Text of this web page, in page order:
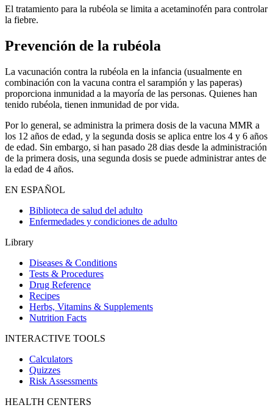
El tratamiento para la rubéola se limita a acetaminofén para controlar
la fiebre.
Prevención de la rubéola
La vacunación contra la rubéola en la infancia (usualmente en
combinación con la vacuna contra el sarampión y las paperas)
proporciona inmunidad a la mayoría de las personas. Quienes han
tenido rubéola, tienen inmunidad de por vida.
Por lo general, se administra la primera dosis de la vacuna MMR a
los 12 años de edad, y la segunda dosis se aplica entre los 4 y 6 años
de edad. Sin embargo, si han pasado 28 dias desde la administración
de la primera dosis, una segunda dosis se puede administrar antes de
la edad de 4 años.
EN ESPAÑOL
Biblioteca de salud del adulto
Enfermedades y condiciones de adulto
Library
Diseases & Conditions
Tests & Procedures
Drug Reference
Recipes
Herbs, Vitamins & Supplements
Nutrition Facts
INTERACTIVE TOOLS
Calculators
Quizzes
Risk Assessments
HEALTH CENTERS